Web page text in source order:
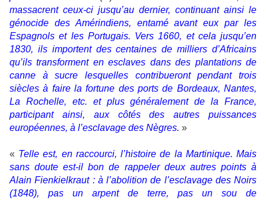
massacrent ceux-ci jusqu’au dernier, continuant ainsi le
génocide des Amérindiens, entamé avant eux par les
Espagnols et les Portugais. Vers 1660, et cela jusqu’en
1830, ils importent des centaines de milliers d’Africains
qu’ils transforment en esclaves dans des plantations de
canne à sucre lesquelles contribueront pendant trois
siècles à faire la fortune des ports de Bordeaux, Nantes,
La Rochelle, etc. et plus généralement de la France,
participant ainsi, aux côtés des autres puissances
européennes, à l’esclavage des Nègres. »
« Telle est, en raccourci, l’histoire de la Martinique. Mais
sans doute est-il bon de rappeler deux autres points à
Alain Fienkielkraut : à l’abolition de l’esclavage des Noirs
(1848), pas un arpent de terre, pas un sou de